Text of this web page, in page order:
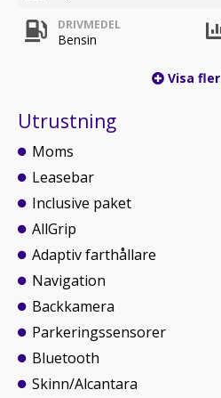
DRIVMEDEL
Bensin
Visa fler
Utrustning
Moms
Leasebar
Inclusive paket
AllGrip
Adaptiv farthållare
Navigation
Backkamera
Parkeringssensorer
Bluetooth
Skinn/Alcantara